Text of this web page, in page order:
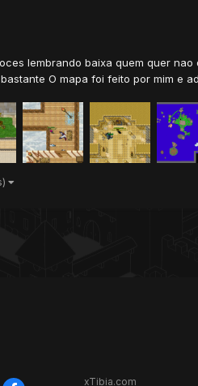
lembrando baixa quem quer
O mapa foi feito por mim e
xTibia.com